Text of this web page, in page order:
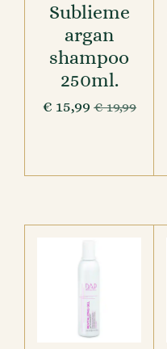
Sublieme
argan
shampoo
250ml.
€ 15,99 € 19,99